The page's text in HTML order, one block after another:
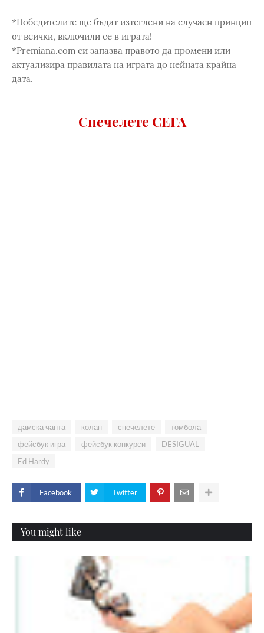
*Победителите ще бъдат изтеглени на случаен принцип
от всички, включили се в играта!
*Premiana.com си запазва правото да промени или
актуализира правилата на играта до нейната крайна
дата.
Спечелете СЕГА
дамска чанта колан спечелете
томбола
фейсбук игра
фейсбук конкурси
DESIGUAL
Ed Hardy
Facebook Twitter
You might like